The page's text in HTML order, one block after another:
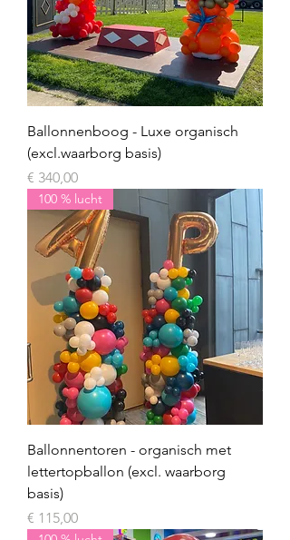
Ballonnenboog - Luxe organisch
(excl.waarborg basis)
Prijs
€ 340,00
100 % lucht
Ballonnentoren - organisch met
lettertopballon (excl. waarborg
basis)
Prijs
€ 115,00